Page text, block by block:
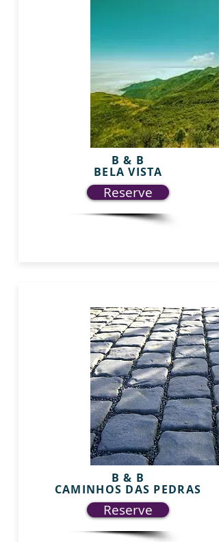
B & B
BELA VISTA
Reserve
B & B
CAMINHOS DAS PEDRAS
Reserve